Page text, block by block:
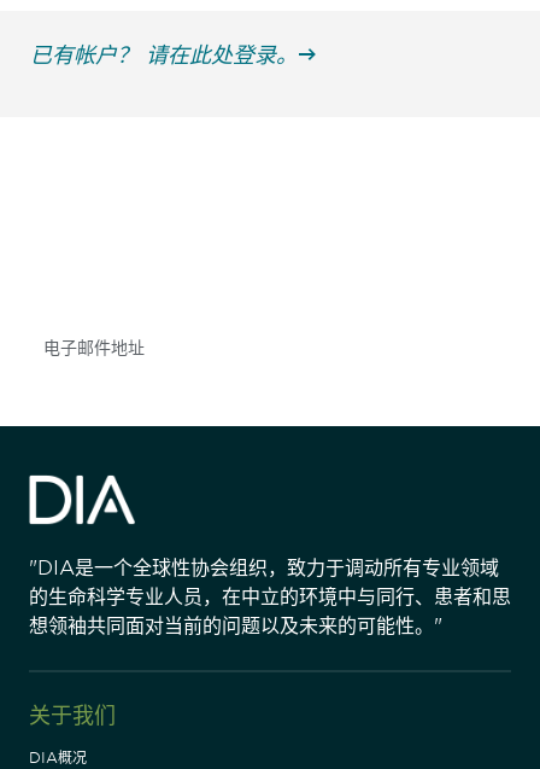
已有帐户？ 请在此处登录。
"DIA是一个全球性协会组织，致力于调动所有专业领域
的生命科学专业人员，在中立的环境中与同行、患者和思
想领袖共同面对当前的问题以及未来的可能性。"
关于我们
DIA概况